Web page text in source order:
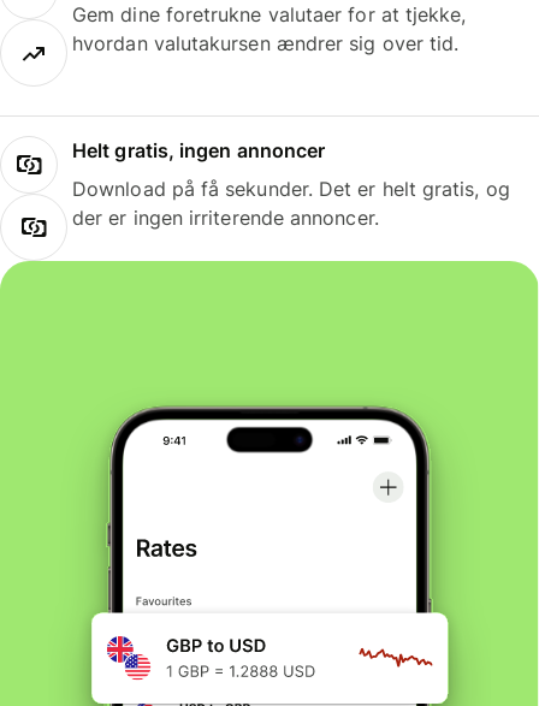
Gem dine foretrukne valutaer for at tjekke,
hvordan valutakursen ændrer sig over tid.
Helt gratis, ingen annoncer
Download på få sekunder. Det er helt gratis, og
der er ingen irriterende annoncer.